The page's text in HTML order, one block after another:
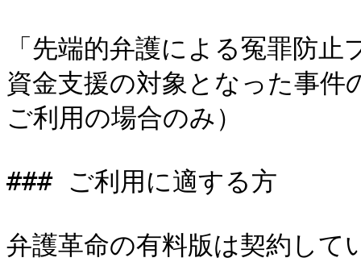
「先端的弁護による冤罪防
資金支援の対象となった事
ご利用の場合のみ）
### ご利用に適する方
弁護革命の有料版は契約して